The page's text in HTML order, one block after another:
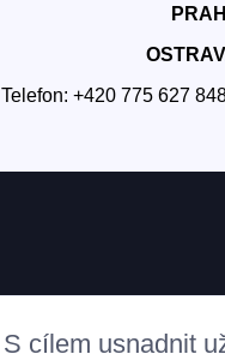
Telefon: +420 775 627
S cílem usnadnit